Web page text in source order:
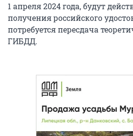
1 апреля 2024 года, будут
получения российского
потребуется пересдача
ГИБДД.